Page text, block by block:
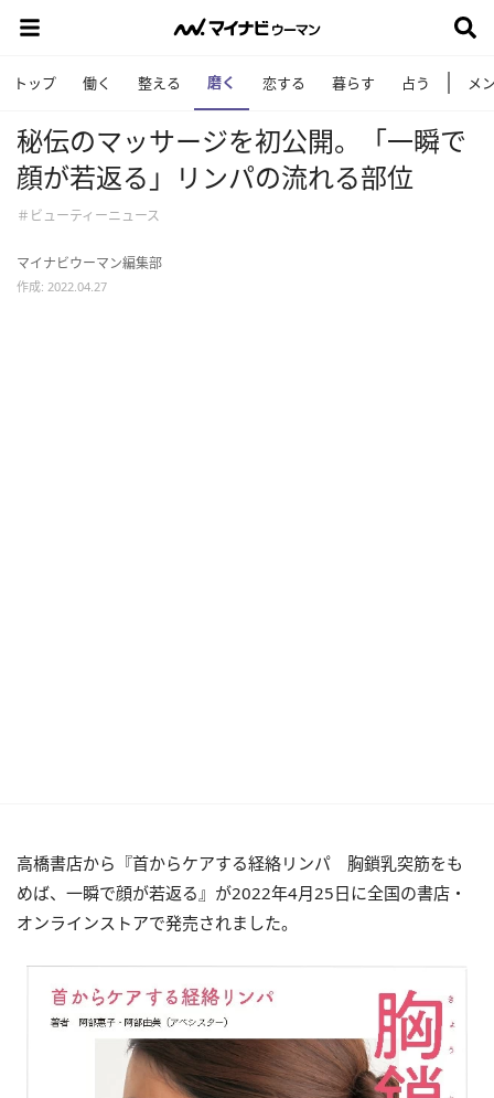
トップ 働く 整える 磨く 恋する 暮らす 占う メ
秘伝のマッサージを初公開。「一瞬で
顔が若返る」リンパの流れる部位
＃ビューティーニュース
マイナビウーマン編集部
作成: 2022.04.27
高橋書店から『首からケアする経絡リンパ 胸鎖乳突筋をも
めば、一瞬で顔が若返る』が2022年4月25日に全国の書店・
オンラインストアで発売されました。